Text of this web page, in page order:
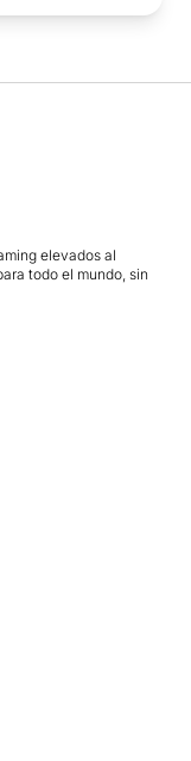
elevados al
todo el mundo, sin